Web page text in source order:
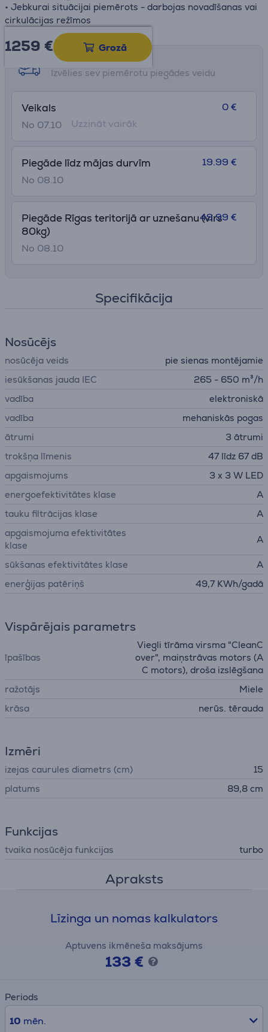
• Jebkurai situācijai piemērots - darbojas novadīšanas vai
cirkulācijas režīmos
1259 € Grozā
Saņemšanas iespējas
Izvēlies sev piemērotu piegādes veidu
Veikals
No 07.10
0 €
Uzzināt vairāk
Piegāde līdz mājas durvīm
No 08.10
19.99 €
Piegāde Rīgas teritorijā ar uznešanu (virs
80kg)
No 08.10
49.99 €
Specifikācija
Nosūcējs
nosūcēja veids
pie sienas montējamie
iesūkšanas jauda IEC
265 - 650 m³/h
vadība
elektroniskā
vadība
mehaniskās pogas
ātrumi
3 ātrumi
trokšņa līmenis
47 līdz 67 dB
apgaismojums
3 x 3 W LED
energoefektivitātes klase
A
tauku filtrācijas klase
A
apgaismojuma efektivitātes
klase
A
sūkšanas efektivitātes klase
A
enerģijas patēriņš
49,7 KWh/gadā
Vispārējais parametrs
īpašības
Viegli tīrāma virsma "CleanC
over", maiņstrāvas motors (A
C motors), droša izslēgšana
ražotājs
Miele
krāsa
nerūs. tērauda
Izmēri
izejas caurules diametrs (cm)
15
platums
89,8 cm
Funkcijas
tvaika nosūcēja funkcijas turbo
Apraksts
Līzinga un nomas kalkulators
Aptuvens ikmēneša maksājums
133 €
Periods
10 mēn.